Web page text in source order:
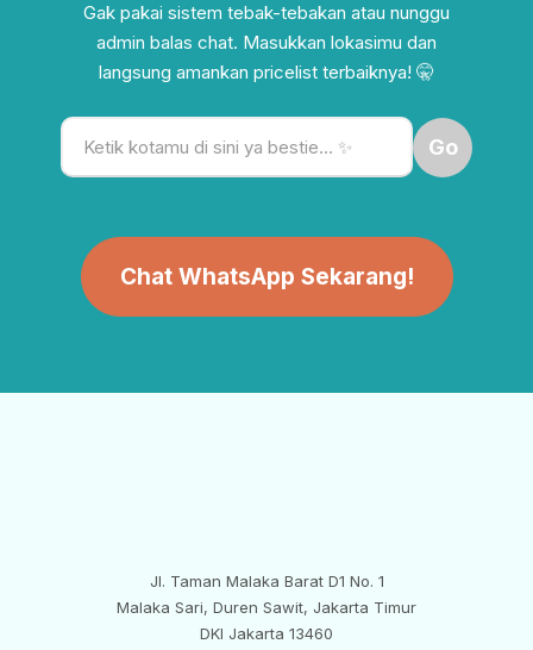
Gak pakai sistem tebak-tebakan atau nunggu
admin balas chat. Masukkan lokasimu dan
langsung amankan pricelist terbaiknya! 🤫
Go
Chat WhatsApp Sekarang!
Jl. Taman Malaka Barat D1 No. 1
Malaka Sari, Duren Sawit, Jakarta Timur
DKI Jakarta 13460